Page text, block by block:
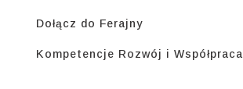
Dołącz do Ferajny
Kompetencje Rozwój i Współpraca